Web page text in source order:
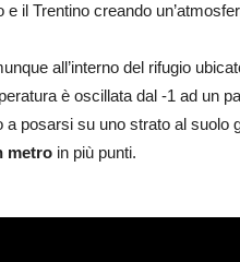
il Trentino creando
all’interno del rifugio
è oscillata dal -1 ad un
posarsi su uno strato al suolo
metro in più punti.